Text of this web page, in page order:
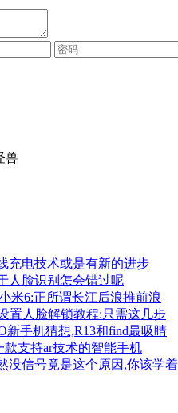
兽
充电技术或是有新的进步
人脸识别怎会错过呢
米6:正所谓长江后浪推前浪
置人脸解锁教程:只需这几步
新手机猜想,R13和find最吸睛
款支持ar技术的智能手机
没信号竟是这个原因,你该学